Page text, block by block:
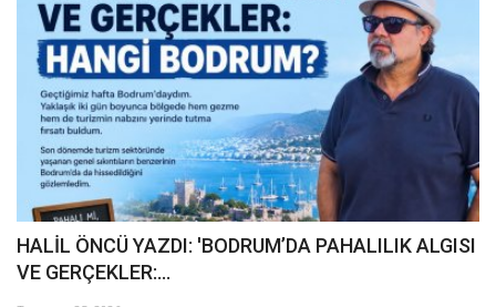
Görüntülü
Araştırma - İnceleme
Lezzet Durakları
Röportajlar
Gezi - Yorum
HALİL ÖNCÜ YAZDI: 'BODRUM’DA PAHALILIK ALGISI
VE GERÇEKLER:...